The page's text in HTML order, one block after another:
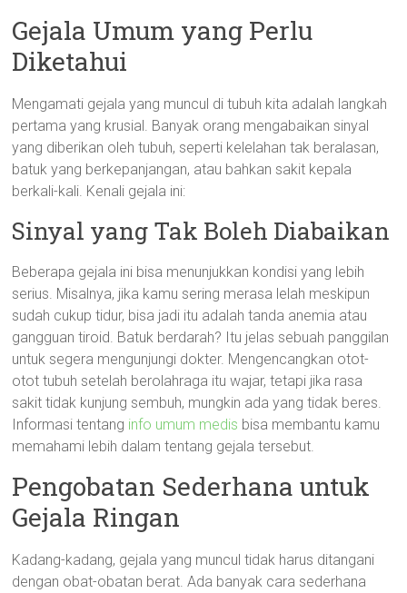
Gejala Umum yang Perlu
Diketahui
Mengamati gejala yang muncul di tubuh kita adalah langkah
pertama yang krusial. Banyak orang mengabaikan sinyal
yang diberikan oleh tubuh, seperti kelelahan tak beralasan,
batuk yang berkepanjangan, atau bahkan sakit kepala
berkali-kali. Kenali gejala ini:
Sinyal yang Tak Boleh Diabaikan
Beberapa gejala ini bisa menunjukkan kondisi yang lebih
serius. Misalnya, jika kamu sering merasa lelah meskipun
sudah cukup tidur, bisa jadi itu adalah tanda anemia atau
gangguan tiroid. Batuk berdarah? Itu jelas sebuah panggilan
untuk segera mengunjungi dokter. Mengencangkan otot-
otot tubuh setelah berolahraga itu wajar, tetapi jika rasa
sakit tidak kunjung sembuh, mungkin ada yang tidak beres.
Informasi tentang info umum medis bisa membantu kamu
memahami lebih dalam tentang gejala tersebut.
Pengobatan Sederhana untuk
Gejala Ringan
Kadang-kadang, gejala yang muncul tidak harus ditangani
dengan obat-obatan berat. Ada banyak cara sederhana